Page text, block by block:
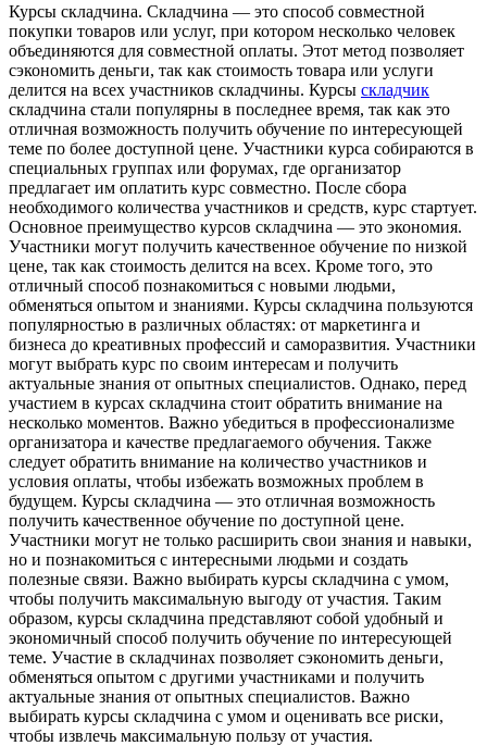
Курсы склaдчинa. Склaдчинa — этo способ совместной
покупки товаров или услуг, при котором несколько человек
объединяются для совместной оплаты. Этот метод позволяет
сэкономить деньги, так как стоимость товара или услуги
делится на всех участников складчины. Курсы складчик
складчина стали популярны в последнее время, так как это
отличная возможность получить обучение по интересующей
теме по более доступной цене. Участники курса собираются в
специальных группах или форумах, где организатор
предлагает им оплатить курс совместно. После сбора
необходимого количества участников и средств, курс стартует.
Основное преимущество курсов складчина — это экономия.
Участники могут получить качественное обучение по низкой
цене, так как стоимость делится на всех. Кроме того, это
отличный способ познакомиться с новыми людьми,
обменяться опытом и знаниями. Курсы складчина пользуются
популярностью в различных областях: от маркетинга и
бизнеса до креативных профессий и саморазвития. Участники
могут выбрать курс по своим интересам и получить
актуальные знания от опытных специалистов. Однако, перед
участием в курсах складчина стоит обратить внимание на
несколько моментов. Важно убедиться в профессионализме
организатора и качестве предлагаемого обучения. Также
следует обратить внимание на количество участников и
условия оплаты, чтобы избежать возможных проблем в
будущем. Курсы складчина — это отличная возможность
получить качественное обучение по доступной цене.
Участники могут не только расширить свои знания и навыки,
но и познакомиться с интересными людьми и создать
полезные связи. Важно выбирать курсы складчина с умом,
чтобы получить максимальную выгоду от участия. Таким
образом, курсы складчина представляют собой удобный и
экономичный способ получить обучение по интересующей
теме. Участие в складчинах позволяет сэкономить деньги,
обменяться опытом с другими участниками и получить
актуальные знания от опытных специалистов. Важно
выбирать курсы складчина с умом и оценивать все риски,
чтобы извлечь максимальную пользу от участия.